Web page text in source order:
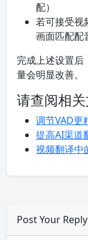
配）
若可接受视
画面匹配配
完成上述设置后
量会明显改善。
请查阅相关
调节VAD更
提高AI渠道
视频翻译中
Post Your Reply